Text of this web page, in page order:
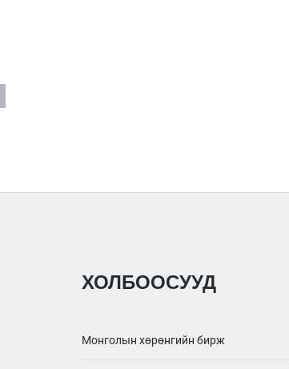
ХОЛБООСУУД
Монголын хөрөнгийн бирж